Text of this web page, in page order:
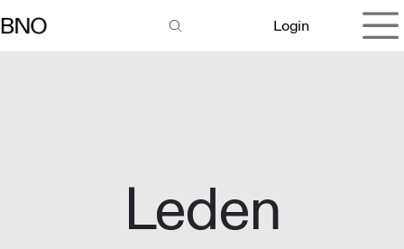
Login
Leden